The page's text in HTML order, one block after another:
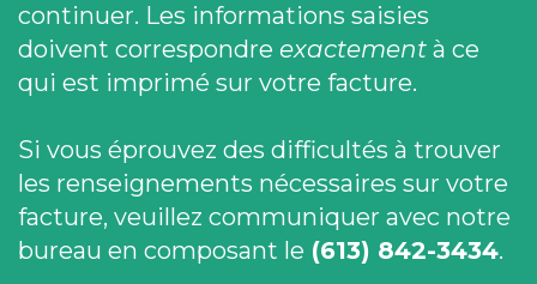
continuer. Les informations saisies
doivent correspondre exactement à ce
qui est imprimé sur votre facture.
Si vous éprouvez des difficultés à trouver
les renseignements nécessaires sur votre
facture, veuillez communiquer avec notre
bureau en composant le (613) 842-3434.